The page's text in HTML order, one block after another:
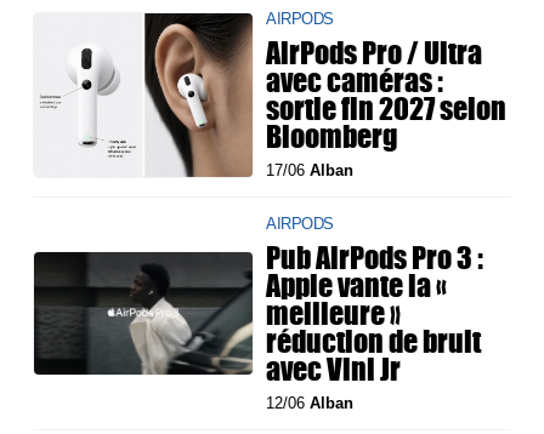
AIRPODS
AirPods Pro / Ultra
avec caméras :
sortie fin 2027 selon
Bloomberg
17/06Alban
AIRPODS
Pub AirPods Pro 3 :
Apple vante la «
meilleure »
réduction de bruit
avec Vini Jr
12/06Alban